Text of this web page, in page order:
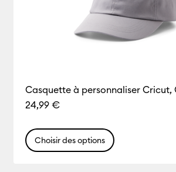
Casquette à personnaliser Cricut,
24,99 €
Choisir des options